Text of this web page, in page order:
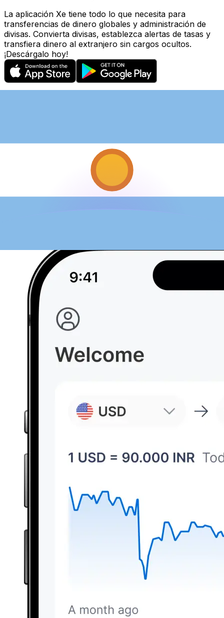
La aplicación Xe tiene todo lo que necesita para
transferencias de dinero globales y administración de
divisas. Convierta divisas, establezca alertas de tasas y
transfiera dinero al extranjero sin cargos ocultos.
¡Descárgalo hoy!